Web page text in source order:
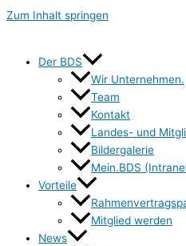
Zum Inhalt springen
Der BDS
Wir Unternehmen.
Team
Kontakt
Landes- und
Bildergalerie
Mein.BDS
Vorteile
Mitglied werden
News